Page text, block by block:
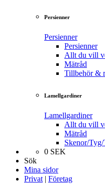
Persienner
Persienner
Persienner
Allt du vill
Mätråd
Tillbehör &
Lamellgardiner
Lamellgardiner
Allt du vill
Mätråd
Skenor/
0 SEK
Sök
Mina sidor
Privat | Företag